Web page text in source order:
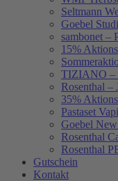
Seltmann
Goebel
sambonet –
15%
TIZIANO –
Rosenthal –
35%
Pastaset
Goebel
Rosenthal
Rosenthal
Gutschein
Kontakt